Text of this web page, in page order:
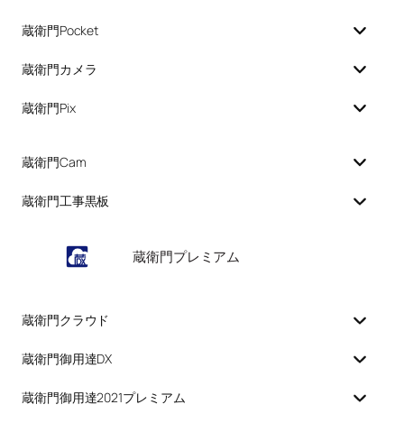
蔵衛門Pocket
蔵衛門カメラ
蔵衛門Pix
蔵衛門Cam
蔵衛門工事黒板
蔵衛門プレミアム
蔵衛門クラウド
蔵衛門御用達DX
蔵衛門御用達2021プレミアム